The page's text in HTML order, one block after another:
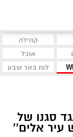
קהילה
אוכל
לוח באר שבע
סגנו של
עיר אלים''